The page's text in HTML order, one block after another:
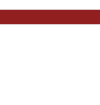
I folktro, sägner och